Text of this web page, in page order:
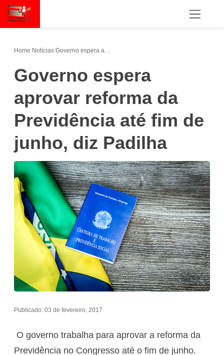
Home/Notícias/
Governo espera
aprovar reforma da
Previdência até fim de
junho, diz Padilha
Publicado: 03 de fevereiro, 2017
O governo trabalha para aprovar a reforma da
Previdência no Congresso até o fim de junho.